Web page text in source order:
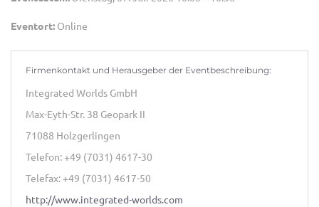
Eventort: Online
Firmenkontakt und Herausgeber der Eventbeschreibung:
Integrated Worlds GmbH
Max-Eyth-Str. 38 Geopark II
71088 Holzgerlingen
Telefon: +49 (7031) 4617-30
Telefax: +49 (7031) 4617-50
http://www.integrated-worlds.com